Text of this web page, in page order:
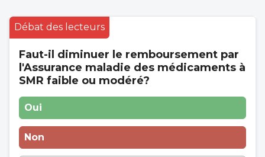
Débat des lecteurs
Faut-il diminuer le remboursement par
l'Assurance maladie des médicaments à
SMR faible ou modéré?
Oui
Non